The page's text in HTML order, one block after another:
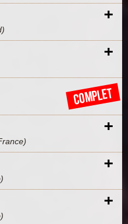
+
+
+
COMPLET
+
+
+